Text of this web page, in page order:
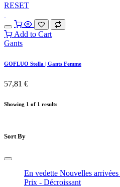
RESET
Add to Cart
Gants
GOFLUO Stella | Gants Femme
57,81 €
Showing 1 of 1 results
Sort By
En vedette Nouvelles arrivées
Prix - Décroissant